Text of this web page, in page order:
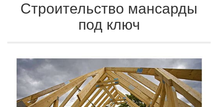
Строительство мансарды
под ключ